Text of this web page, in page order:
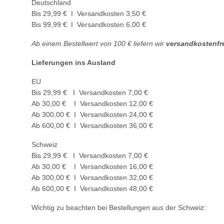
Deutschland
Bis 29,99 € I Versandkosten 3,50 €
Bis 99,99 € I Versandkosten 6,00 €
Ab einem Bestellwert von 100 € liefern wir
Lieferungen ins Ausland
EU
Bis 29,99 € I Versandkosten 7,00 €
Ab 30,00 €
I Versandkosten 12,00 €
Ab 300,00 € I Versandkosten 24,00 €
Ab 600,00 € I Versandkosten 36,00 €
Schweiz
Bis 29,99 €
I Versandkosten 7,00 €
Ab 30,00 €
I Versandkosten 16,00 €
Ab 300,00 € I Versandkosten 32,00 €
Ab 600,00 € I Versandkosten 48,00 €
Wichtig zu beachten bei Bestellungen aus der Schweiz: